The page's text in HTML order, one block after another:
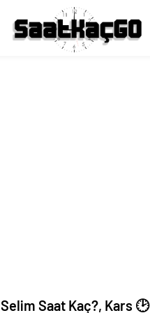
Selim Saat Kaç?, Kars 🕑